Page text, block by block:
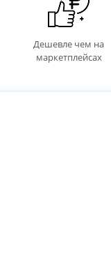
Дешевле чем на
маркетплейсах